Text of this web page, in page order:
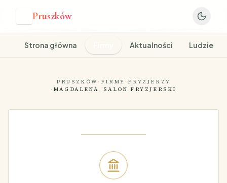
Pruszków
Strona główna Aktualności Ludzie
PRUSZKÓW · FIRMY · FRYZJERZY
· MAGDALENA. SALON FRYZJERSKI